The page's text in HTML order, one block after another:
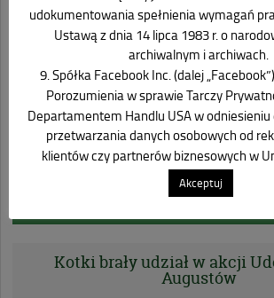
Przedszkole Nr 6 im .Słoneczna Szósteczka
przystąpiło do projektu edukacyjnego
Wycieczka do darów lasu w Kopcu.
Grupa „Sówki”, „Liski” i „Kubusie Puchatki”
Państwową Straż Pożarną w Augustowie.
Wizyta w Bibliotece Publicznej w Augustowie.
Spotkanie z zawodnikami KS Necko Augustów
Kotki brały udział w akcji
Augustów
udokumentowania spełnienia wymagań
Ustawą z dnia 14 lipca 1983 r. o
archiwalnym i archiwach.
9. Spółka Facebook Inc. (dalej
Porozumienia w sprawie Tarczy
Departamentem Handlu USA w
przetwarzania danych osobowych od
klientów czy partnerów biznesowych w
Akceptuj